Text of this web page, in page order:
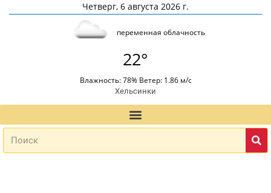
Четверг, 6 августа 2026 г.
переменная облачность
22°
Влажность: 78% Ветер: 1.86 м/с
Хельсинки